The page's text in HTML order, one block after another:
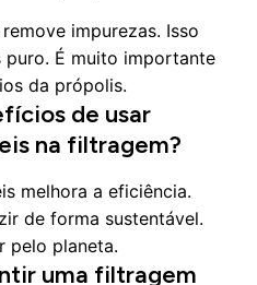
impurezas. Isso
É muito importante
da própolis.
de usar
na filtragem?
melhora a eficiência.
de forma sustentável.
pelo planeta.
uma filtragem